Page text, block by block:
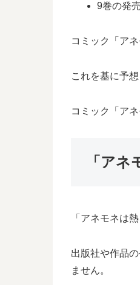
9巻の発
コミック「ア
これを基に予
コミック「ア
「ア
「アネモネは
出版社や作品
ません。